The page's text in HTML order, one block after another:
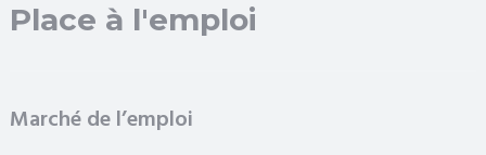
Place à l'emploi
Marché de l’emploi